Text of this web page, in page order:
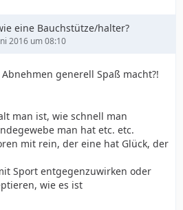
eine Bauchstütze/halter?
2016 um 08:10
generell Spaß macht?!
man ist, wie schnell man
man hat etc. etc.
mit rein, der eine hat Glück, der
Sport entgegenzuwirken oder
wie es ist